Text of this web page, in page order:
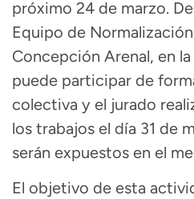
próximo 24 de marzo.
Equipo de
Concepción Arenal, en la
puede participar de
colectiva y el jurado
los trabajos el día 31 de
serán expuestos en el
El objetivo de esta